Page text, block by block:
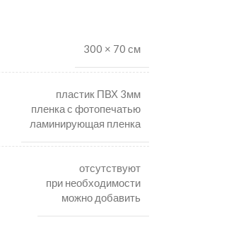
300 × 70 см
пластик ПВХ 3мм
пленка с фотопечатью
ламинирующая пленка
отсутствуют
при необходимости
можно добавить